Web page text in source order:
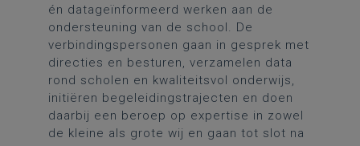
én datageïnformeerd werken aan de
ondersteuning van de school. De
verbindingspersonen gaan in gesprek met
directies en besturen, verzamelen data
rond scholen en kwaliteitsvol onderwijs,
initiëren begeleidingstrajecten en doen
daarbij een beroep op expertise in zowel
de kleine als grote wij en gaan tot slot na